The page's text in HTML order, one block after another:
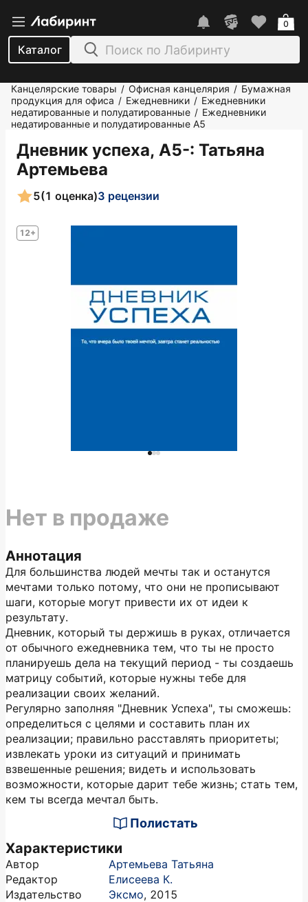
Каталог
0
Канцелярские товары / Офисная канцелярия / Бумажная
продукция для офиса / Ежедневники / Ежедневники
недатированные и полудатированные / Ежедневники
недатированные и полудатированные А5
Дневник успеха, А5-: Татьяна
Артемьева
12+
5(1 оценка)3 рецензии
Аннотация
Для большинства людей мечты так и останутся
мечтами только потому, что они не прописывают
шаги, которые могут привести их от идеи к
результату.
Дневник, который ты держишь в руках, отличается
от обычного ежедневника тем, что ты не просто
планируешь дела на текущий период - ты создаешь
матрицу событий, которые нужны тебе для
реализации своих желаний.
Регулярно заполняя "Дневник Успеха", ты сможешь:
определиться с целями и составить план их
реализации; правильно расставлять приоритеты;
извлекать уроки из ситуаций и принимать
взвешенные решения; видеть и использовать
возможности, которые дарит тебе жизнь; стать тем,
кем ты всегда мечтал быть.
Полистать
Характеристики
Автор
Артемьева Татьяна
Редактор
Елисеева К.
Издательство
Эксмо, 2015
Нет в продаже